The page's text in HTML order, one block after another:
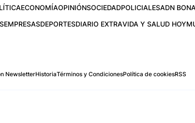
ECONOMÍAOPINIÓNSOCIEDADPOLICIALESADN
EMPRESASDEPORTESDIARIO EXTRAVIDA Y SALUD HOY
NewsletterHistoriaTérminos y CondicionesPolítica de cookiesRSS